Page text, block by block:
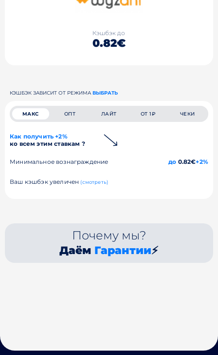
Кэшбэк до
0.82€
КЭШБЭК ЗАВИСИТ ОТ РЕЖИМА ВЫБРАТЬ
МАКС ОПТ ЛАЙТ ОТ 1₽ ЧЕКИ
Как получить +2%
ко всем этим ставкам ?
Минимальное вознаграждение до 0.82€+2%
Ваш кэшбэк увеличен (смотреть)
Почему мы?
Даём Гарантии⚡